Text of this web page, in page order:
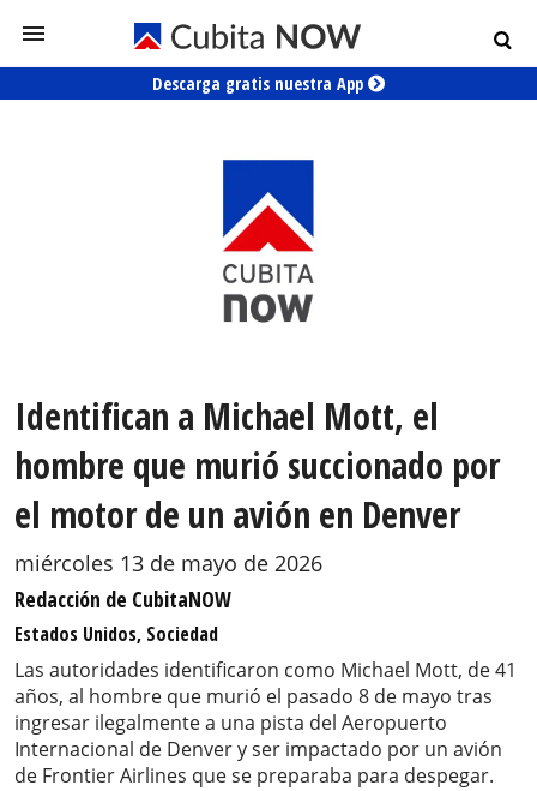
Descarga gratis nuestra App
Identifican a Michael Mott, el
hombre que murió succionado por
el motor de un avión en Denver
miércoles 13 de mayo de 2026
Redacción de CubitaNOW
Estados Unidos, Sociedad
Las autoridades identificaron como Michael Mott, de 41
años, al hombre que murió el pasado 8 de mayo tras
ingresar ilegalmente a una pista del Aeropuerto
Internacional de Denver y ser impactado por un avión
de Frontier Airlines que se preparaba para despegar.